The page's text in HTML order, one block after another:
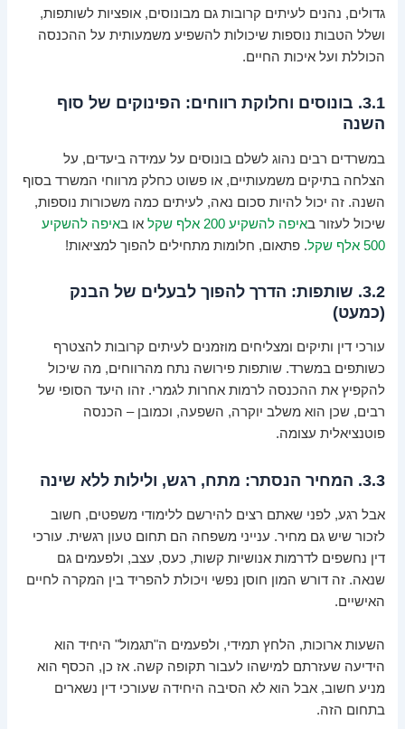
גדולים, נהנים לעיתים קרובות גם מבונוסים, אופציות לשותפות,
ושלל הטבות נוספות שיכולות להשפיע משמעותית על ההכנסה
הכוללת ועל איכות החיים.
3.1. בונוסים וחלוקת רווחים: הפינוקים של סוף
השנה
במשרדים רבים נהוג לשלם בונוסים על עמידה ביעדים, על
הצלחה בתיקים משמעותיים, או פשוט כחלק מרווחי המשרד בסוף
השנה. זה יכול להיות סכום נאה, לעיתים כמה משכורות נוספות,
שיכול לעזור באיפה להשקיע 200 אלף שקל או באיפה להשקיע
500 אלף שקל
. פתאום, חלומות מתחילים להפוך למציאות!
3.2. שותפות: הדרך להפוך לבעלים של הבנק
(כמעט)
עורכי דין ותיקים ומצליחים מוזמנים לעיתים קרובות להצטרף
כשותפים במשרד. שותפות פירושה נתח מהרווחים, מה שיכול
להקפיץ את ההכנסה לרמות אחרות לגמרי. זהו היעד הסופי של
רבים, שכן הוא משלב יוקרה, השפעה, וכמובן – הכנסה
פוטנציאלית עצומה.
3.3. המחיר הנסתר: מתח, רגש, ולילות ללא שינה
אבל רגע, לפני שאתם רצים להירשם ללימודי משפטים, חשוב
לזכור שיש גם מחיר. ענייני משפחה הם תחום טעון רגשית. עורכי
דין נחשפים לדרמות אנושיות קשות, כעס, עצב, ולפעמים גם
שנאה. זה דורש המון חוסן נפשי ויכולת להפריד בין המקרה לחיים
האישיים.
השעות ארוכות, הלחץ תמידי, ולפעמים ה"תגמול" היחיד הוא
הידיעה שעזרתם למישהו לעבור תקופה קשה. אז כן, הכסף הוא
מניע חשוב, אבל הוא לא הסיבה היחידה שעורכי דין נשארים
בתחום הזה.